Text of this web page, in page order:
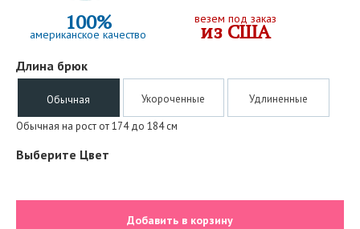
100%
американское качество
везем под заказ
из США
Длина брюк
Обычная Укороченные
Удлиненные
Обычная на рост от 174 до 184 см
Выберите Цвет
Добавить в корзину